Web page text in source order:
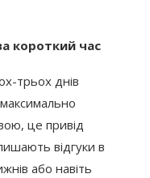
короткий час
трьох днів
максимально
це привід
відгуки в
або навіть